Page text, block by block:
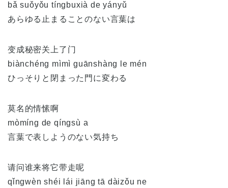
bǎ suǒyǒu tíngbuxià de yányǔ
あらゆる止まることのない言葉は
变成秘密关上了门
biànchéng mìmì guānshàng le mén
ひっそりと閉まった門に変わる
莫名的情愫啊
mòmíng de qíngsù a
言葉で表しようのない気持ち
请问谁来将它带走呢
qǐngwèn shéi lái jiāng tā dàizǒu ne